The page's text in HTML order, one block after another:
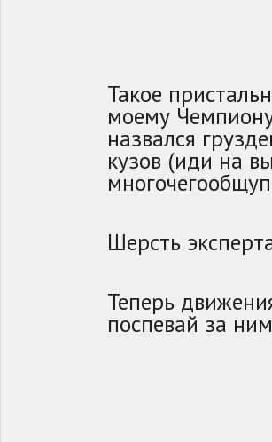
Такое
моему
назвался
кузов (иди на
Шерсть
Теперь
поспевай за ним